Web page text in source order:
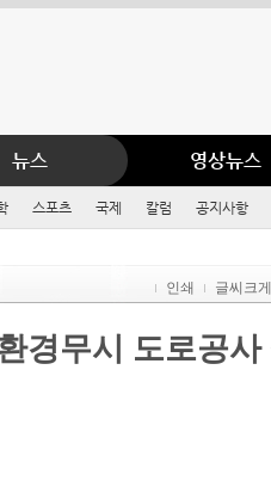
뉴스 영상뉴스
스포츠 국제 칼럼 공지사항
인쇄 글씨크게
경무시 도로공